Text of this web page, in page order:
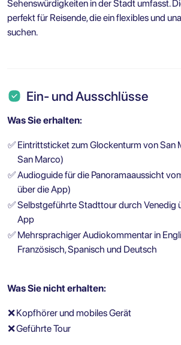
Sehenswürdigkeiten in der Stadt umfasst.
perfekt für Reisende, die ein flexibles und
suchen.
Ein- und Ausschlüsse
Was Sie erhalten:
✅ Eintrittsticket zum Glockenturm von San
San Marco)
✅Audioguide für die Panoramaaussicht
über die App)
✅Selbstgeführte Stadttour durch Venedig
App
✅ Mehrsprachiger Audiokommentar in
Französisch, Spanisch und Deutsch
Was Sie nicht erhalten:
❌Kopfhörer und mobiles Gerät
❌Geführte Tour